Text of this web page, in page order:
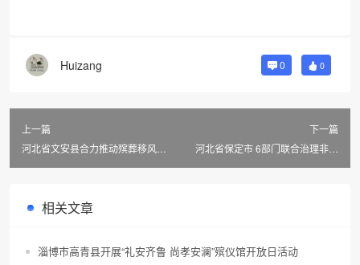
Huizang 0 0
上一篇
河北省文安县合力推动殡葬移风易
下一篇
河北省保定市 6部门联合治理非法
相关文章
淄博市高青县开展“礼安齐鲁 尚孝安澜”殡仪馆开放日活动